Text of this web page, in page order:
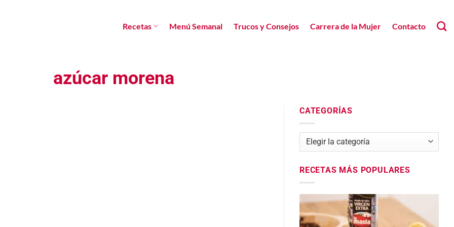
Recetas Menú Semanal Trucos y Consejos Carrera de la Mujer Contacto
azúcar morena
CATEGORÍAS
Categorías
RECETAS MÁS POPULARES